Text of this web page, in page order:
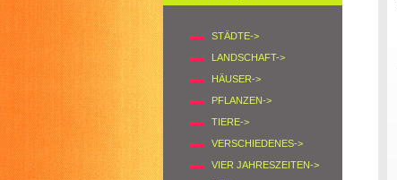
STÄDTE->
LANDSCHAFT->
HÄUSER->
PFLANZEN->
TIERE->
VERSCHIEDENES->
VIER JAHRESZEITEN->